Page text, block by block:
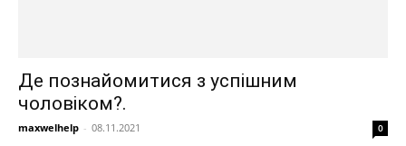
Де познайомитися з успішним
чоловіком?.
maxwelhelp - 08.11.2021 0